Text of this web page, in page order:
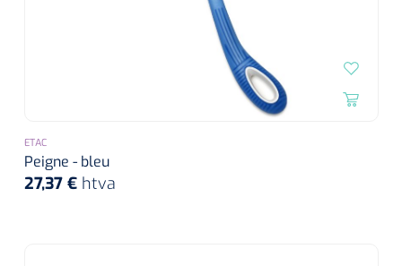
ETAC
Peigne - bleu
27,37 € htva